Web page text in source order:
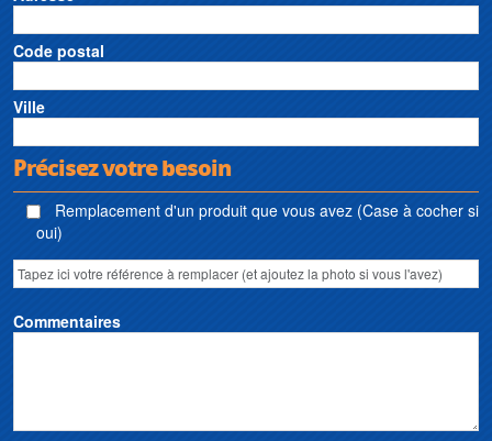
Code postal
Ville
Précisez votre besoin
Remplacement d'un produit que vous avez (Case à cocher si
oui)
Commentaires